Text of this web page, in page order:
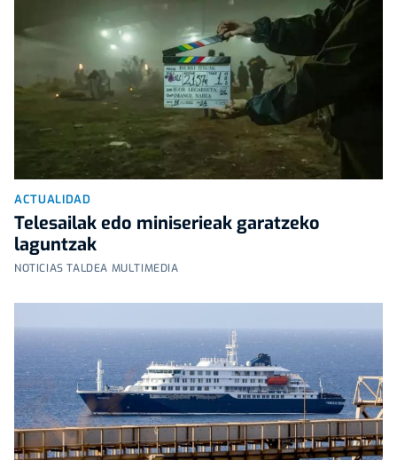
ACTUALIDAD
Telesailak edo miniserieak garatzeko
laguntzak
NOTICIAS TALDEA MULTIMEDIA